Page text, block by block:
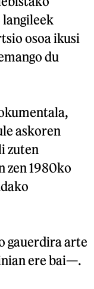
osoa ikusi
du
askoren
zuten
zen 1980ko
gauerdira arte
ere bai—.